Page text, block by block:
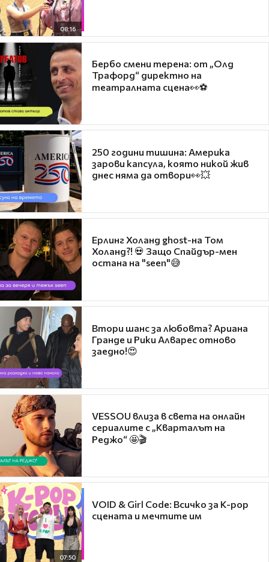
08:16
Бербо смени терена: от „Олд
Трафорд“ директно на
театралната сцена👀⚽
250 години тишина: Америка
зарови капсула, която никой жив
днес няма да отвори👀💥
Ерлинг Холанд ghost-на Том
Холанд?! 💀 Защо Спайдър-мен
остана на "seen"😅
Втори шанс за любовта? Ариана
Гранде и Рики Алварес отново
заедно!😍
VESSOU влиза в света на онлайн
сериалите с „Кварталът на
Реджо“ 🤩🎬
07:50
VOID & Girl Code: Всичко за K-pop
сцената и мечтите им